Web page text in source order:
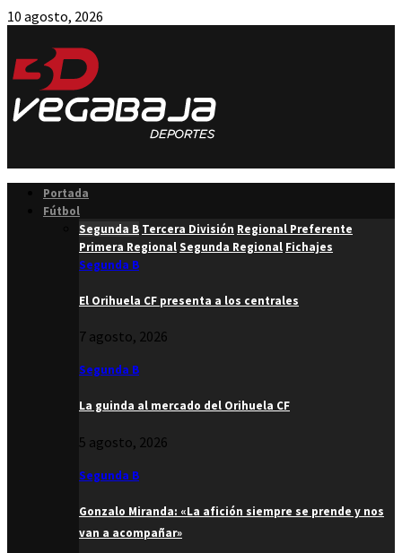
10 agosto, 2026
Portada
Fútbol
Segunda B Tercera División Regional Preferente
Primera RegionalSegunda Regional Fichajes
Segunda B
El Orihuela CF presenta a los centrales
7 agosto, 2026
Segunda B
La guinda al mercado del Orihuela CF
5 agosto, 2026
Segunda B
Gonzalo Miranda: «La afición siempre se prende y nos
van a acompañar»